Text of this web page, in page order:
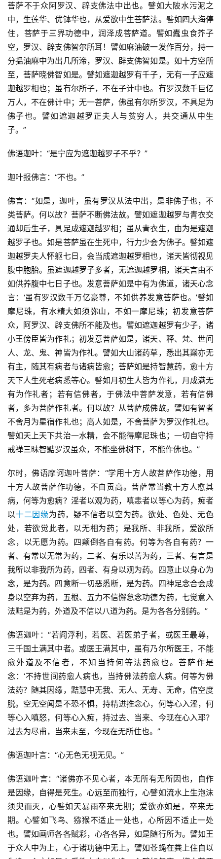
菩萨不于众阿罗汉、辟支佛法中出也。譬如大陂水污泥之
中，生莲华、优钵华也，从爱欲中生菩萨法。譬如四大海停
住，菩萨于三界功德中，润泽成菩萨道。譬如蠹虫食芥子
空，罗汉、辟支佛智尔所耳！譬如麻油破一发作百分，持一
分揾油麻中为出几所渧，罗汉、辟支佛智如是。如十方空所
至，菩萨晓佛智如是。譬如遮迦越罗有千子，无有一子应遮
迦越罗相也；虽有尔所子，不在子计中也。有罗汉数千巨亿
万人，不在佛计中；无一菩萨，佛虽有尔所罗汉，不具足为
佛子也。譬如遮迦越罗正夫人与贫穷人，共交通从中生
子。”
佛语迦叶：“是宁应为遮迦越罗子不乎？”
迦叶报佛言：“不也。”
佛言：“如是，迦叶，虽有罗汉从法中出，是非佛子也，不
类菩萨。何以故？菩萨不断佛法故。譬如遮迦越罗与青衣交
通却后生子，具足成遮迦越罗相；虽从青衣生，由为是遮迦
越罗子也。如是菩萨虽在生死中，行力少会为佛子。譬如遮
迦越罗夫人怀躯七日，会当成遮迦越罗相也，诸天皆彻视见
腹中胞胎。虽遮迦越罗子多者，无遮迦越罗相，诸天言由不
如供养腹中七日子也。发意菩萨如是中有为佛道，诸天心念
言：‘虽有罗汉数千万亿豪尊，不如供养发意菩萨也。’譬如
摩尼珠，有水精大如须弥山，不如一摩尼珠；初发意菩萨
众，阿罗汉、辟支佛所不能及也。譬如遮迦越罗有少子，诸
小王傍臣皆为作礼；初发意菩萨如是，诸天、释、梵、世间
人、龙、鬼、神皆为作礼。譬如大山诸药草，悉出其巅亦无
有主，随其有病者与诸病皆愈；菩萨如是持智慧药，愈十方
天下人生死老病悉等心。譬如月初生人皆为作礼，月成满无
有为作礼者；若有信佛者，于佛法中菩萨发意，若有信佛
者，多为菩萨作礼者。何以故？从菩萨成佛故。譬如有智者
不舍月为星宿作礼也；高人如是，不舍菩萨为罗汉作礼也。
譬如天上天下共治一水精，会不能得摩尼珠也；一切自守持
戒禅三昧智黠罗汉虽众，不能坐佛树下，不能作佛也。”
尔时，佛语摩诃迦叶菩萨：“学用十方人故菩萨作功德，用
十方人故菩萨作功德，不自贡高。菩萨常当教十方人愈其
病，何等为愈病？淫者以观为药，嗔恚者以等心为药，痴者
以十二因缘为药，疑不信者以空为药。欲处、色处、无色
处，若欲觉此者，以无相为药；是我所、非我所，爱欲所
念，以无愿为药。四颠倒各自有药。何等为各自有药？一
者、有常以无常为药，二者、有乐以苦为药，三者、有言是
我所以非我所为药，四者、有身以观为药。四意止以身心为
念，是为药。四意断一切恶悉断，是为药。四神足念合会成
身以空弃为药，五根、五力不信懈怠念功德为药，七觉意入
法黠是为药，外道及不信以八道为药。是为各各分别药。”
佛语迦叶：“若阎浮利，若医、若医弟子者，或医王最尊，
三千国土满其中者。或医王满其中，虽有乃尔所医王，不能
愈外道及不信者，不知当持何等法药愈也。菩萨作是
念：‘不持世间药愈人病也，当持佛法药愈人病。何等为佛
法药？随其因缘，黠慧中无我、无人、无寿、无命，信空度
脱。空无空闻是不恐不惧，持精进推念心，何等心入淫，何
等心入嗔怒，何等心入痴，持过去、当来、今现在心入耶？
过去为尽甫，当来未至，今现在无所住也。”
佛语迦叶言：“心无色无视无见。”
佛语迦叶言：“诸佛亦不见心者，本无所有无所因也，自作
是因缘，自得是死生。心远至而独行，心譬如流水上生泡沫
须臾而灭，心譬如天暴雨卒来无期；爱欲亦如是，卒来无
期。心譬如飞鸟、猕猴不适止一处也，心所因不适止一处
也。譬如画师各各赋彩，心各各异，如是随行所为。譬如王
于众人中为上，心于诸功德中无上。譬如苍蝇在粪上住自以